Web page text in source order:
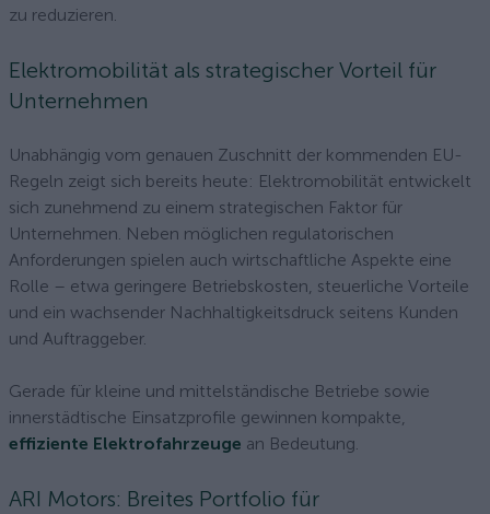
zu reduzieren.
Elektromobilität als strategischer Vorteil für
Unternehmen
Unabhängig vom genauen Zuschnitt der kommenden EU-
Regeln zeigt sich bereits heute: Elektromobilität entwickelt
sich zunehmend zu einem strategischen Faktor für
Unternehmen. Neben möglichen regulatorischen
Anforderungen spielen auch wirtschaftliche Aspekte eine
Rolle – etwa geringere Betriebskosten, steuerliche Vorteile
und ein wachsender Nachhaltigkeitsdruck seitens Kunden
und Auftraggeber.
Gerade für kleine und mittelständische Betriebe sowie
innerstädtische Einsatzprofile gewinnen kompakte,
effiziente Elektrofahrzeuge an Bedeutung.
ARI Motors: Breites Portfolio für